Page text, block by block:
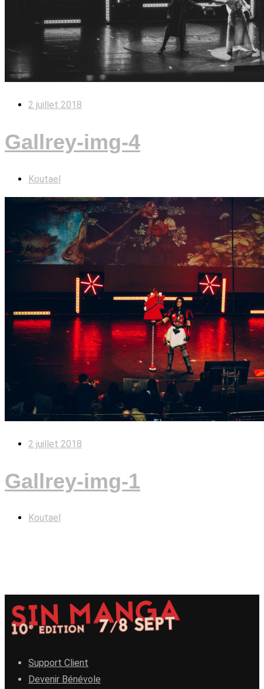
2 juillet 2018
Gallrey-img-4
Koutael
2 juillet 2018
Gallrey-img-1
Koutael
Support Client
Devenir Bénévole